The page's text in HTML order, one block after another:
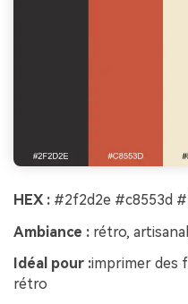
HEX : #2f2d2e #c8553d
Ambiance : rétro,
Idéal pour :imprimer des
rétro